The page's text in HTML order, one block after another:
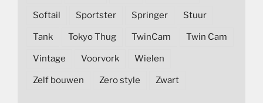
Softail Sportster Springer Stuur
Tank Tokyo Thug TwinCam Twin Cam
Vintage Voorvork Wielen
Zelf bouwen Zero style Zwart